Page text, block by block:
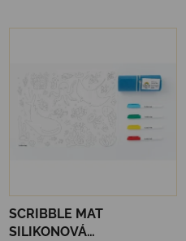
SCRIBBLE MAT
SILIKONOVÁ